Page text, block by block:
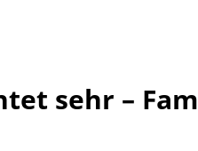
sehr –